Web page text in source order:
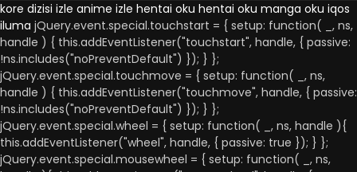
kore dizisi izle anime izle hentai oku hentai oku manga oku iqos
iluma jQuery.event.special.touchstart = { setup: function( _, ns,
handle ) { this.addEventListener("touchstart", handle, { passive:
!ns.includes("noPreventDefault") }); } };
jQuery.event.special.touchmove = { setup: function( _, ns,
handle ) { this.addEventListener("touchmove", handle, { passive:
!ns.includes("noPreventDefault") }); } };
jQuery.event.special.wheel = { setup: function( _, ns, handle ){
this.addEventListener("wheel", handle, { passive: true }); } };
jQuery.event.special.mousewheel = { setup: function( _, ns,